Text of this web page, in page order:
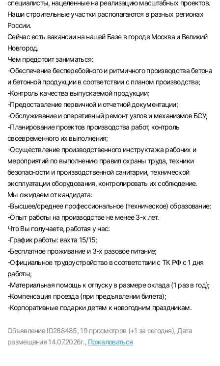
Оренбург
Волгоград
Ульяновск
Курган
Уфа
Вход в личный кабинет
вакансии с контактами и оставлять отклики
E-mail или Телефон
специалисты, нацеленные на реализацию масштабных проектов.
Наши строительные участки располагаются в разных регионах
России.
Сейчас есть вакансии на нашей Базе в городе Москва и Великий
Новгород.
Чем предстоит заниматься:
-Обеспечение бесперебойного и ритмичного производства бетона
и бетонной продукции в соответствии с планом производства;
-Контроль качества выпускаемой продукции;
-Предоставление первичной и отчетной документации;
-Обслуживание и оперативный ремонт узлов и механизмов БСУ;
-Планирование проектов производства работ, контроль
своевременного их выполнения;
-Осуществление производственного инструктажа рабочих и
мероприятий по выполнению правил охраны труда, техники
безопасности и производственной санитарии, технической
эксплуатации оборудования, контролировать их соблюдение.
Мы ожидаем от кандидата:
-Высшее/среднее профессиональное (техническое) образование;
-Опыт работы на производстве не менее 3-х лет.
Что Вы получаете, работая у нас:
-График работы: вахта 15/15;
-Бесплатное проживание и 3-х разовое питание;
-Официальное трудоустройство в соответствии с ТК РФ с 1 дня
работы;
-Материальная помощь к отпуску в размере оклада (1 раз в год);
-Компенсация проезда (при предъявлении билета);
-Корпоративные подарки детям к новогодним праздникам.
Объявление ID288485, 19 просмотров (+1 за сегодня), Дата
размещения 14.07.2026г., Пожаловаться